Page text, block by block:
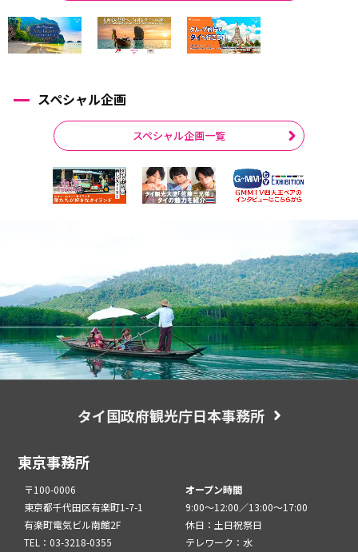
スペシャル企画
スペシャル企画一覧
タイ国政府観光庁日本事務所
東京事務所
〒100-0006
東京都千代田区有楽町1-7-1
有楽町電気ビル南館2F
TEL：03-3218-0355
オープン時間
9:00～12:00／13:00～17:00
休日：土日祝祭日
テレワーク：水